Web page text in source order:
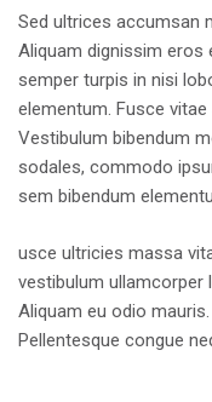
Sed ultrices accumsan
Aliquam dignissim eros
semper turpis in nisi
elementum. Fusce
Vestibulum bibendum
sodales, commodo
sem bibendum
usce ultricies massa
vestibulum ullamcorper
Aliquam eu odio
Pellentesque congue